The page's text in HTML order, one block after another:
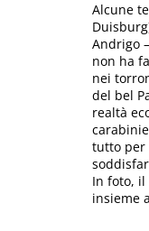
Alcune
Andrigo
non ha
nei
del bel
realtà
tutto per
In foto, il
insieme